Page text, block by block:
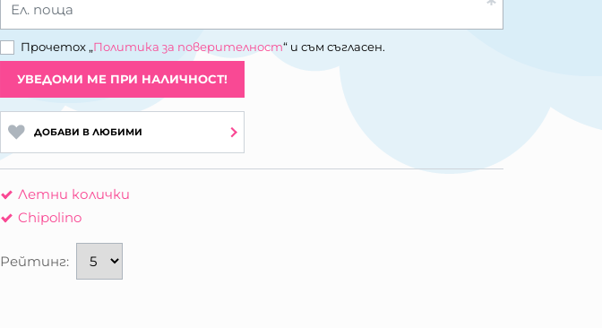
Ел. поща
Прочетох „Политика за поверителност“ и съм съгласен.
УВЕДОМИ МЕ ПРИ НАЛИЧНОСТ!
ДОБАВИ В ЛЮБИМИ
Летни колички
Chipolino
Рейтинг: